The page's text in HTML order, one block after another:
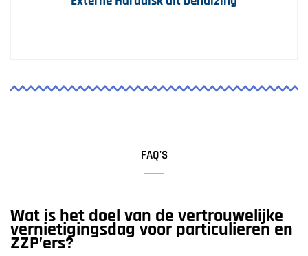
FAQ'S
Wat is het doel van de vertrouwelijke
vernietigingsdag voor particulieren en
ZZP’ers?